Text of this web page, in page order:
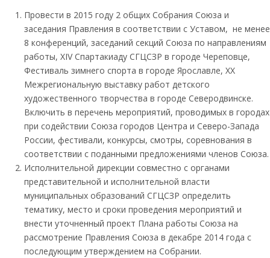
Провести в 2015 году 2 общих Собрания Союза и
заседания Правления в соответствии с Уставом, не менее
8 конференций, заседаний секций Союза по направлениям
работы, XIV Спартакиаду СГЦСЗР в городе Череповце,
Фестиваль зимнего спорта в городе Ярославле, XX
Межрегиональную выставку работ детского
художественного творчества в городе Северодвинске.
Включить в перечень мероприятий, проводимых в городах
при содействии Союза городов Центра и Северо-Запада
России, фестивали, конкурсы, смотры, соревнования в
соответствии с поданными предложениями членов Союза.
Исполнительной дирекции совместно с органами
представительной и исполнительной власти
муниципальных образований СГЦСЗР определить
тематику, место и сроки проведения мероприятий и
внести уточненный проект Плана работы Союза на
рассмотрение Правления Союза в декабре 2014 года с
последующим утверждением на Собрании.